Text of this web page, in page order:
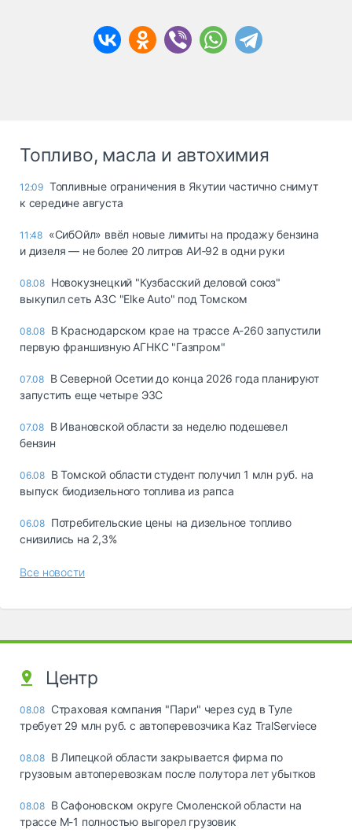
Топливо, масла и автохимия
12:09 Топливные ограничения в Якутии частично снимут
к середине августа
11:48 «СибОйл» ввёл новые лимиты на продажу бензина
и дизеля — не более 20 литров АИ‑92 в одни руки
08.08 Новокузнецкий "Кузбасский деловой союз"
выкупил сеть АЗС "Elke Auto" под Томском
08.08 В Краснодарском крае на трассе А-260 запустили
первую франшизную АГНКС "Газпром"
07.08 В Северной Осетии до конца 2026 года планируют
запустить еще четыре ЭЗС
07.08 В Ивановской области за неделю подешевел
бензин
06.08 В Томской области студент получил 1 млн руб. на
выпуск биодизельного топлива из рапса
06.08 Потребительские цены на дизельное топливо
снизились на 2,3%
Все новости
Центр
08.08 Страховая компания "Пари" через суд в Туле
требует 29 млн руб. с автоперевозчика Kaz TralServiece
08.08 В Липецкой области закрывается фирма по
грузовым автоперевозкам после полутора лет убытков
08.08 В Сафоновском округе Смоленской области на
трассе М-1 полностью выгорел грузовик